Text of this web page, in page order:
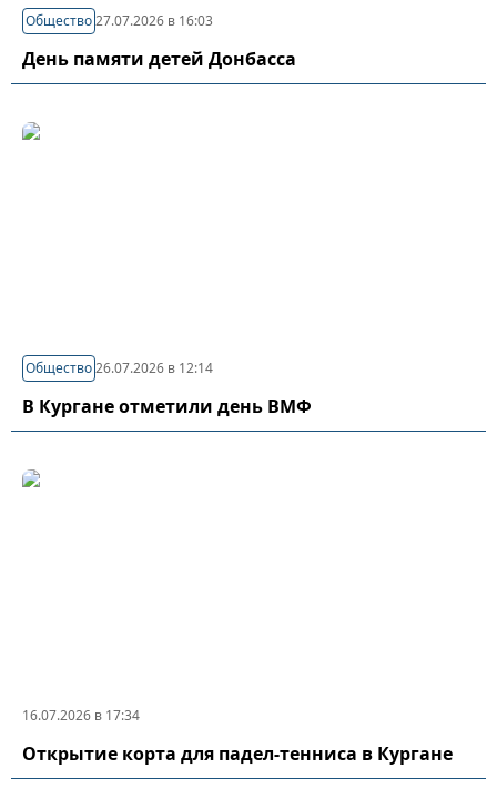
Общество27.07.2026 в 16:03
День памяти детей Донбасса
Общество26.07.2026 в 12:14
В Кургане отметили день ВМФ
16.07.2026 в 17:34
Открытие корта для падел-тенниса в Кургане